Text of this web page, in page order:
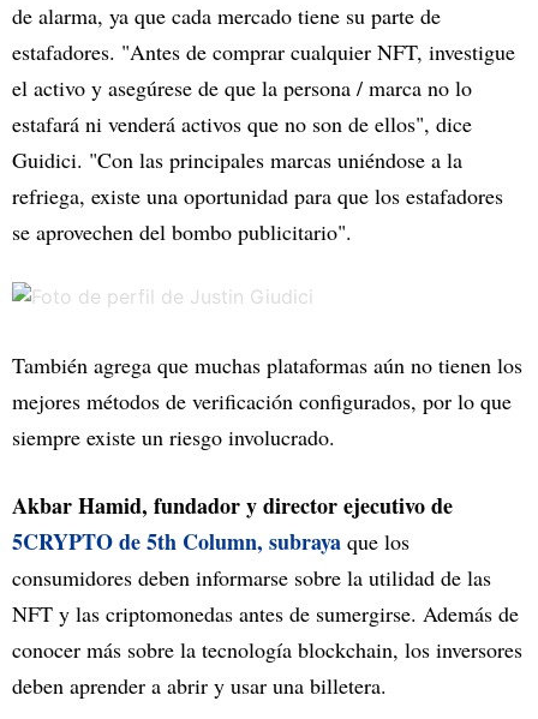
de alarma, ya que cada mercado tiene su parte de
estafadores. "Antes de comprar cualquier NFT, investigue
el activo y asegúrese de que la persona / marca no lo
estafará ni venderá activos que no son de ellos", dice
Guidici. "Con las principales marcas uniéndose a la
refriega, existe una oportunidad para que los estafadores
se aprovechen del bombo publicitario".
También agrega que muchas plataformas aún no tienen los
mejores métodos de verificación configurados, por lo que
siempre existe un riesgo involucrado.
Akbar Hamid, fundador y director ejecutivo de
5CRYPTO de 5th Column, subraya que los
consumidores deben informarse sobre la utilidad de las
NFT y las criptomonedas antes de sumergirse. Además de
conocer más sobre la tecnología blockchain, los inversores
deben aprender a abrir y usar una billetera.